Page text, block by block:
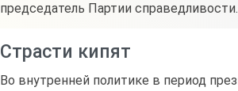
председатель Партии
Страсти кипят
Во внутренней политике в период